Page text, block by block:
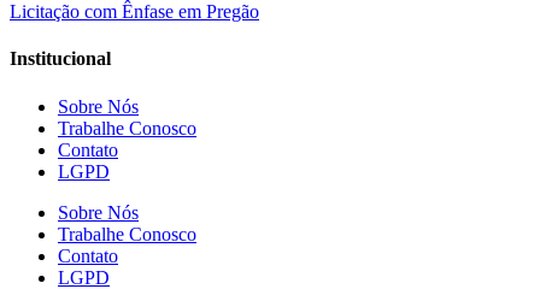
Licitação com Ênfase em Pregão
Institucional
Sobre Nós
Trabalhe Conosco
Contato
LGPD
Sobre Nós
Trabalhe Conosco
Contato
LGPD